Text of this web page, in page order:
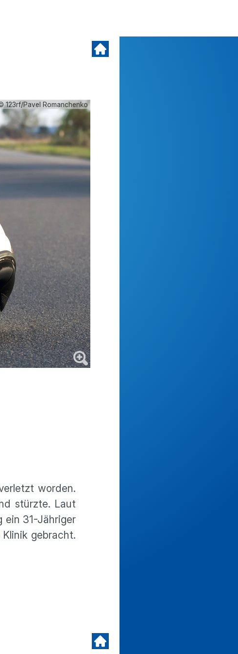
123rf/Pavel Romanchenko
worden.
stürzte. Laut
ein 31-Jähriger
gebracht.